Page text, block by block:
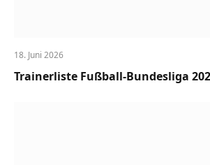
18. Juni 2026
Trainerliste Fußball-Bundesliga